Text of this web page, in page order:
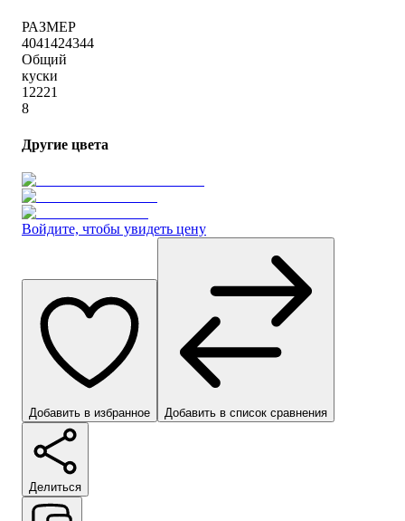
РАЗМЕР
4041424344
Общий
куски
12221
8
Другие цвета
Войдите, чтобы увидеть цену
Добавить в избранное Добавить в список сравнения
Делиться